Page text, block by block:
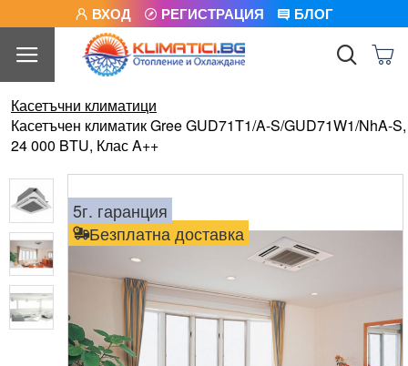
ВХОД РЕГИСТРАЦИЯ БЛОГ
Касетъчни климатици
Касетъчен климатик Gree GUD71T1/A-S/GUD71W1/NhA-S,
24 000 BTU, Клас A++
Безплатна доставка
5г. гаранция